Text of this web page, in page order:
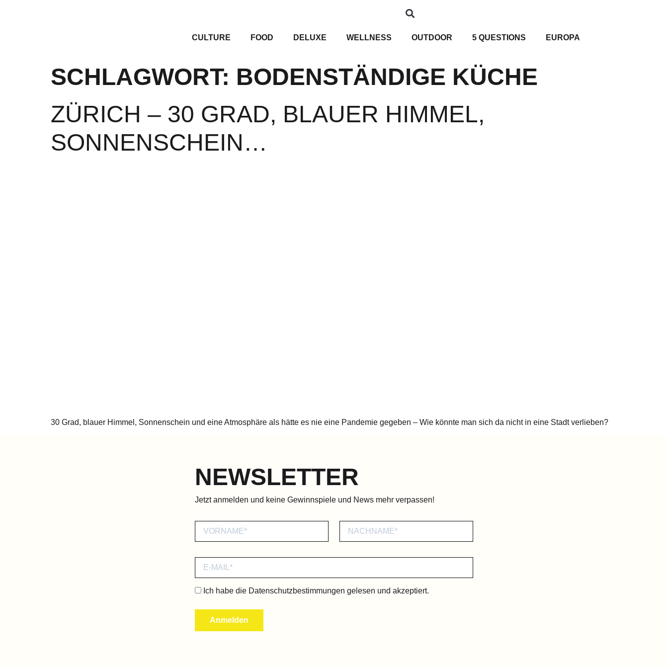
CULTURE FOOD DELUXE WELLNESS OUTDOOR 5 QUESTIONS EUROPA
SCHLAGWORT: BODENSTÄNDIGE KÜCHE
ZÜRICH – 30 GRAD, BLAUER HIMMEL,
SONNENSCHEIN…
30 Grad, blauer Himmel, Sonnenschein und eine Atmosphäre als hätte es nie eine Pandemie gegeben – Wie könnte man sich da nicht in eine Stadt verlieben?
NEWSLETTER
Jetzt anmelden und keine Gewinnspiele und News mehr verpassen!
Ich habe die Datenschutzbestimmungen gelesen und akzeptiert.